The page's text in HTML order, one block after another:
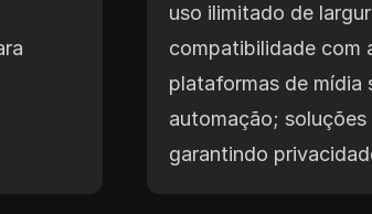
uso ilimitado de
compatibilidade com
plataformas de mídia
automação;
garantindo